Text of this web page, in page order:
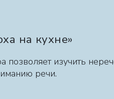
на кухне»
позволяет изучить
речи.